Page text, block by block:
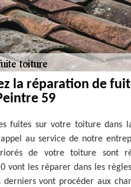
la réparation de
59
fuites sur votre toiture dans
au service de notre
de votre toiture sont
vont les réparer dans les
derniers vont procéder aux